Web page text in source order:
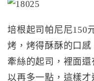
培根起司帕尼尼150
烤，烤得酥酥的口
牽絲的起司，裡面
以再多一點，這樣